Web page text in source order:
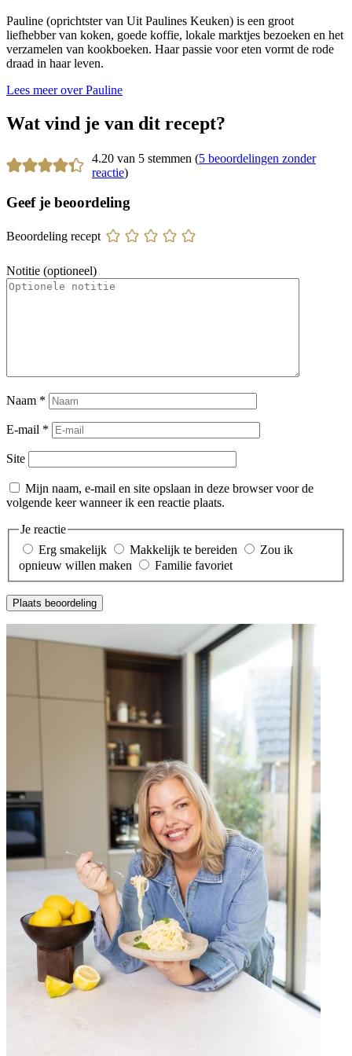
Pauline (oprichtster van Uit Paulines Keuken) is een groot
liefhebber van koken, goede koffie, lokale marktjes bezoeken en het
verzamelen van kookboeken. Haar passie voor eten vormt de rode
draad in haar leven.
Lees meer over Pauline
Wat vind je van dit recept?
4.20 van 5 stemmen (5 beoordelingen zonder
reactie)
Geef je beoordeling
Beoordeling recept
Notitie (optioneel)
Naam *
E-mail *
Site
Mijn naam, e-mail en site opslaan in deze browser voor de
volgende keer wanneer ik een reactie plaats.
Je reactie
Erg smakelijk
Makkelijk te bereiden
Zou ik
opnieuw willen maken
Familie favoriet
Plaats beoordeling